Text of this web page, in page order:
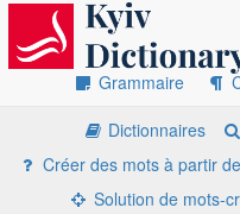
Grammaire
Dictionnaires
Créer des mots à partir
Solution de mots-